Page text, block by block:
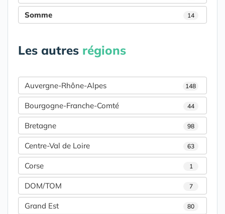
Somme 14
Les autres régions
Auvergne-Rhône-Alpes 148
Bourgogne-Franche-Comté 44
Bretagne 98
Centre-Val de Loire 63
Corse 1
DOM/TOM 7
Grand Est 80